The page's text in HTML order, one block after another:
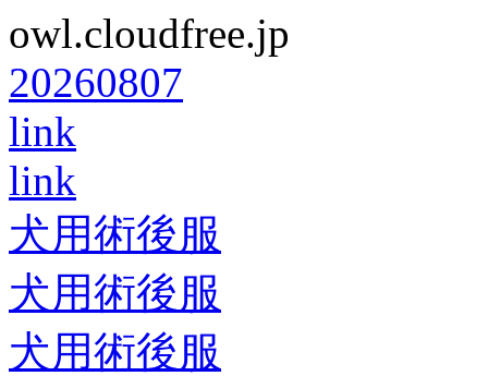
owl.cloudfree.jp
20260807
link
link
犬用術後服
犬用術後服
犬用術後服